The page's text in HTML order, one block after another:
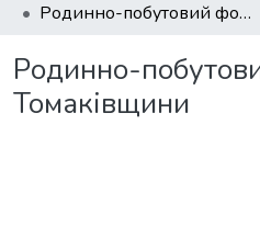
Родинно-побутовий фольклор Томаківщини
Родинно-
Томаківщини